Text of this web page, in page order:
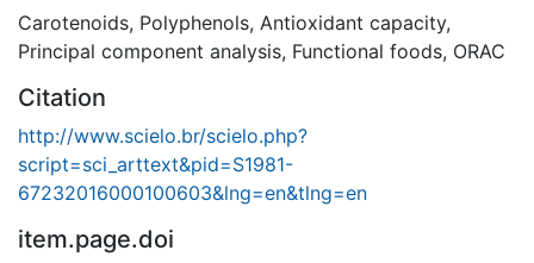
Carotenoids, Polyphenols, Antioxidant capacity,
Principal component analysis, Functional foods, ORAC
Citation
http://www.scielo.br/scielo.php?
script=sci_arttext&pid=S1981-
67232016000100603&lng=en&tlng=en
item.page.doi